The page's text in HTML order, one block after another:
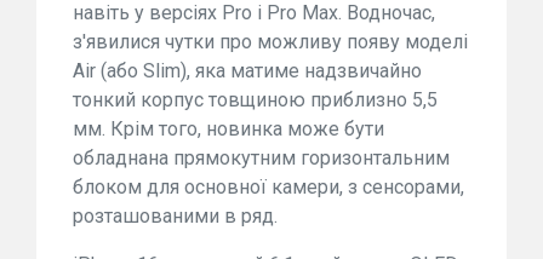
навіть у версіях Pro і Pro Max. Водночас,
з'явилися чутки про можливу появу моделі
Air (або Slim), яка матиме надзвичайно
тонкий корпус товщиною приблизно 5,5
мм. Крім того, новинка може бути
обладнана прямокутним горизонтальним
блоком для основної камери, з сенсорами,
розташованими в ряд.